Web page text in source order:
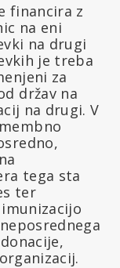
financira z
na eni
na drugi
je treba
za
držav na
na drugi. V
tega sta
ter